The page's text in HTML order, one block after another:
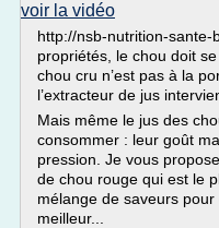
voir la vidéo
http://nsb-nutrition-
propriétés, le chou doit
chou cru n’est pas à la
l’extracteur de jus
Mais même le jus des
consommer : leur goût
pression. Je vous
de chou rouge qui est le
mélange de saveurs pour
meilleur...